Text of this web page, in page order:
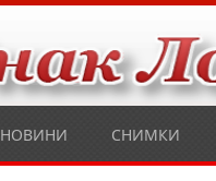
НОВИНИ СНИМКИ